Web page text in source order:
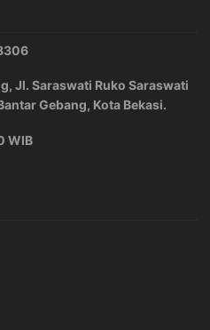
Jl. Saraswati Ruko Saraswati
Gebang, Kota Bekasi.
WIB